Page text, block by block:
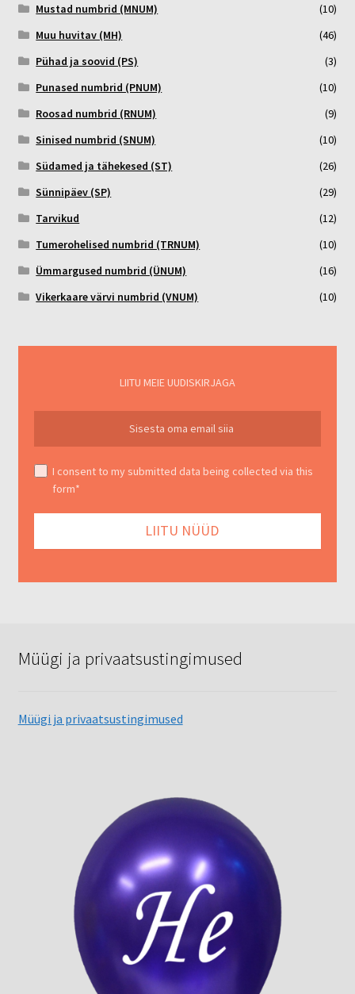
Mustad numbrid (MNUM)
(10)
Muu huvitav (MH)
(46)
Pühad ja soovid (PS)
(3)
Punased numbrid (PNUM)
(10)
Roosad numbrid (RNUM)
(9)
Sinised numbrid (SNUM)
(10)
Südamed ja tähekesed (ST)
(26)
Sünnipäev (SP)
(29)
Tarvikud
(12)
Tumerohelised numbrid (TRNUM)
(10)
Ümmargused numbrid (ÜNUM)
(16)
Vikerkaare värvi numbrid (VNUM)
(10)
LIITU MEIE UUDISKIRJAGA
I consent to my submitted data being collected via this
form*
Müügi ja privaatsustingimused
Müügi ja privaatsustingimused